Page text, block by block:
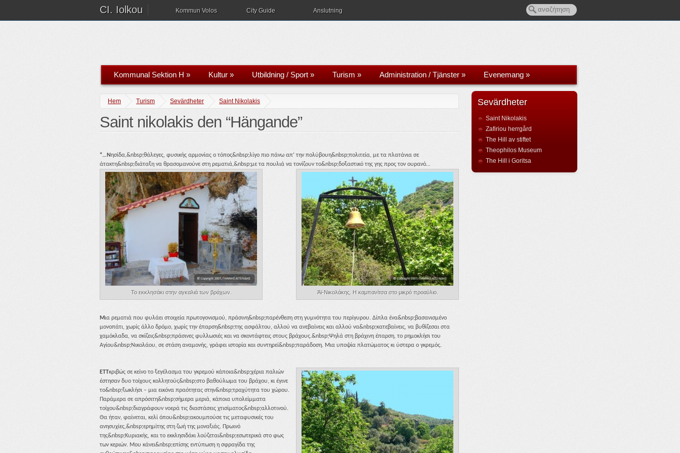
CI. Iolkou Kommun Volos City Guide Anslutning
Kommunal Sektion H » Kultur » Utbildning / Sport » Turism » Administration / Tjänster » Evenemang »
Hem Turism Sevärdheter Saint Nikolakis
Saint nikolakis den “Hängande”
“…Νησίδα,&nbsp;θάλεγες, φυσικής αρμονίας ο τόπος&nbsp;λίγο πιο πάνω απ’ την πολύβουη&nbsp;πολιτεία, με τα πλατάνια σε
άτακτη&nbsp;διάταξη να θρασομανούνε στη ρεματιά,&nbsp;με τα πουλιά να τονίζουν το&nbsp;δοξαστικό της γης προς τον ουρανό…
Άϊ-Νικολάκης. Η καμπανίτσα στο μικρό προαύλιο.
Το εκκλησάκι στην αγκαλιά των βράχων.
Mια ρεματιά που φυλάει στοιχεία πρωτογονισμού, πράσινη&nbsp;παρένθεση στη γυμνότητα του περίγυρου. Δίπλα ένα&nbsp;βασανισμένο
μονοπάτι, χωρίς άλλο δρόμο, χωρίς την έπαρση&nbsp;της ασφάλτου, αλλού να ανεβαίνεις και αλλού να&nbsp;κατεβαίνεις, να βυθίζεσαι στα
χαμόκλαδα, να σκίζεις&nbsp;πράσινες φυλλωσιές και να σκοντάφτεις στους βράχους.&nbsp;Ψηλά στη βράχινη έπαρση, το ρημοκλήσι του
Αγίου&nbsp;Νικολάου, σε στάση αναμονής, γράφει ιστορία και συντηρεί&nbsp;παράδοση. Μια υποψία πλατώματος κι ύστερα ο γκρεμός.
ETTκριβώς σε κείνο το ξεγέλασμα του γκρεμού κάποια&nbsp;χέρια παλιών
έστησαν δυο τοίχους κολλητούς&nbsp;στο βαθούλωμα του βράχου, κι έγινε
το&nbsp;ξωκλήσι – μια εικόνα πραότητας στην&nbsp;τραχύτητα του χώρου.
Παράμερα σε απρόσιτη&nbsp;σήμερα μεριά, κάποια υπολείμματα
τοίχου&nbsp;διαγράφουν νοερά τις διαστάσεις χτισίματος&nbsp;αλλοτινού.
Θα ήταν, φαίνεται, κελί όπου&nbsp;ακουμπούσε τις μεταφυσικές του
ανησυχίες,&nbsp;ερημίτης στη ζωή της μοναξιάς. Πρωινό
της&nbsp;Κυριακής, και το εκκλησιδάκι λούζεται&nbsp;εσωτερικά στο φως
των κεριών. Μου κάνει&nbsp;επίσης εντύπωση η σφραγίδα της
Sevärdheter
Saint Nikolakis
Zafiriou herrgård
The Hill av stiftet
Theophilos Museum
The Hill i Goritsa